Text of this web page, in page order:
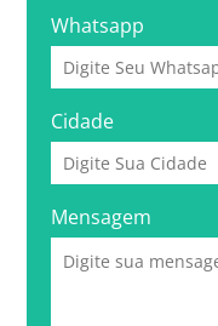
Whatsapp
Cidade
Mensagem